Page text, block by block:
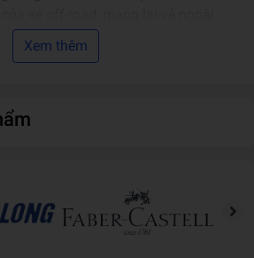
cẩu hoạt động, nắp ca-pô mở được
hiểm giúp tăng thêm phần chân
tương tác:
Xem thêm